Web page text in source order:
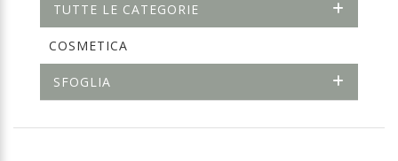
TUTTE LE CATEGORIE
COSMETICA
SFOGLIA